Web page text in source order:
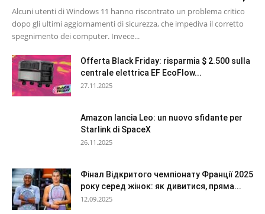
Alcuni utenti di Windows 11 hanno riscontrato un problema critico
dopo gli ultimi aggiornamenti di sicurezza, che impediva il corretto
spegnimento dei computer. Invece...
Offerta Black Friday: risparmia $ 2.500 sulla
centrale elettrica EF EcoFlow...
27.11.2025
Amazon lancia Leo: un nuovo sfidante per
Starlink di SpaceX
26.11.2025
Фінал Відкритого чемпіонату Франції 2025
року серед жінок: як дивитися, пряма...
12.09.2025